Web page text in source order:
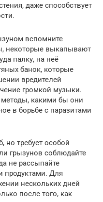
даже способствует
вспомните
некоторые выкапывают
палку, на неё
банок, которые
вредителей
громкой музыки.
какими бы они
в борьбе с паразитами
требует особой
грызунов соблюдайте
не рассыпайте
продуктами. Для
нескольких дней
после того, как